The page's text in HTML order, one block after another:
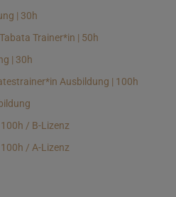
| 30h
Trainer*in | 50h
| 30h
Ausbildung | 100h
/ B-Lizenz
/ A-Lizenz